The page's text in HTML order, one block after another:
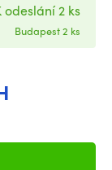
odeslání 2 ks
Budapest 2 ks